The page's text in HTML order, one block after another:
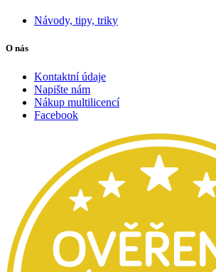
Návody, tipy, triky
O nás
Kontaktní údaje
Napište nám
Nákup multilicencí
Facebook